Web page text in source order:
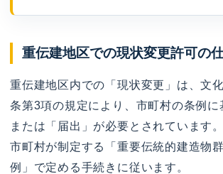
重伝建地区での現状変更許可の
重伝建地区内での「現状変更」は、文
条第3項の規定により、市町村の条例に
または「届出」が必要とされています
市町村が制定する「重要伝統的建造物
例」で定める手続きに従います。